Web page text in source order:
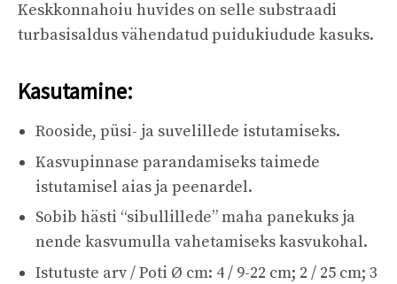
Keskkonnahoiu huvides on selle substraadi
turbasisaldus vähendatud puidukiudude kasuks.
Kasutamine:
Rooside, püsi- ja suvelillede istutamiseks.
Kasvupinnase parandamiseks taimede
istutamisel aias ja peenardel.
Sobib hästi “sibullillede” maha panekuks ja
nende kasvumulla vahetamiseks kasvukohal.
Istutuste arv / Poti Ø cm: 4 / 9-22 cm; 2 / 25 cm; 3